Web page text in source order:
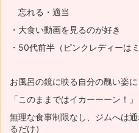
忘れる・適当
・大食い動画を見るのが好き
・50代前半（ピンクレディーは
お風呂の鏡に映る自分の醜い姿に
「このままではイカーーーン！
無理な食事制限なし、ジムへは
るだけ）